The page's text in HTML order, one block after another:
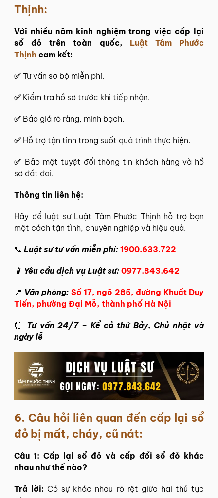
Thịnh:
Với nhiều năm kinh nghiệm trong việc cấp lại
sổ đỏ trên toàn quốc, Luật Tâm Phước
Thịnh cam kết:
✅ Tư vấn sơ bộ miễn phí.
✅ Kiểm tra hồ sơ trước khi tiếp nhận.
✅ Báo giá rõ ràng, minh bạch.
✅ Hỗ trợ tận tình trong suốt quá trình thực hiện.
✅ Bảo mật tuyệt đối thông tin khách hàng và hồ
sơ đất đai.
Thông tin liên hệ:
Hãy để luật sư Luật Tâm Phước Thịnh hỗ trợ bạn
một cách tận tình, chuyên nghiệp và hiệu quả.
📞 Luật sư tư vấn miễn phí: 1900.633.722
📱 Yêu cầu dịch vụ Luật sư: 0977.843.642
📍 Văn phòng: Số 17, ngõ 285, đường Khuất Duy
Tiến, phường Đại Mỗ, thành phố Hà Nội
⏰ Tư vấn 24/7 – Kể cả thứ Bảy, Chủ nhật và
ngày lễ
6. Câu hỏi liên quan đến cấp lại sổ
đỏ bị mất, cháy, cũ nát:
Câu 1: Cấp lại sổ đỏ và cấp đổi sổ đỏ khác
nhau như thế nào?
Trả lời: Có sự khác nhau rõ rệt giữa hai thủ tục